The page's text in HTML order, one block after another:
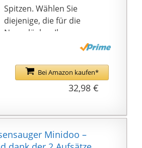
fließendem Wasser
schnell und einfach zu
damit perfekt
hygienisch für jede
des Baby Nasensaugers
dient als Reserve
Aufbewahrungsbox und
ausführlicher
Hilfestellung zur
Spitzen. Wählen Sie
diejenige, die für die
Nasenlöcher Ihres
Zum stressfreien Lösen
von
Nasenverstopfungen.
e Teile. Zum
einfacheren Reinigen
nach jedem Gebrauch.
Bei Amazon kaufen*
32,98 €
Minidoo –